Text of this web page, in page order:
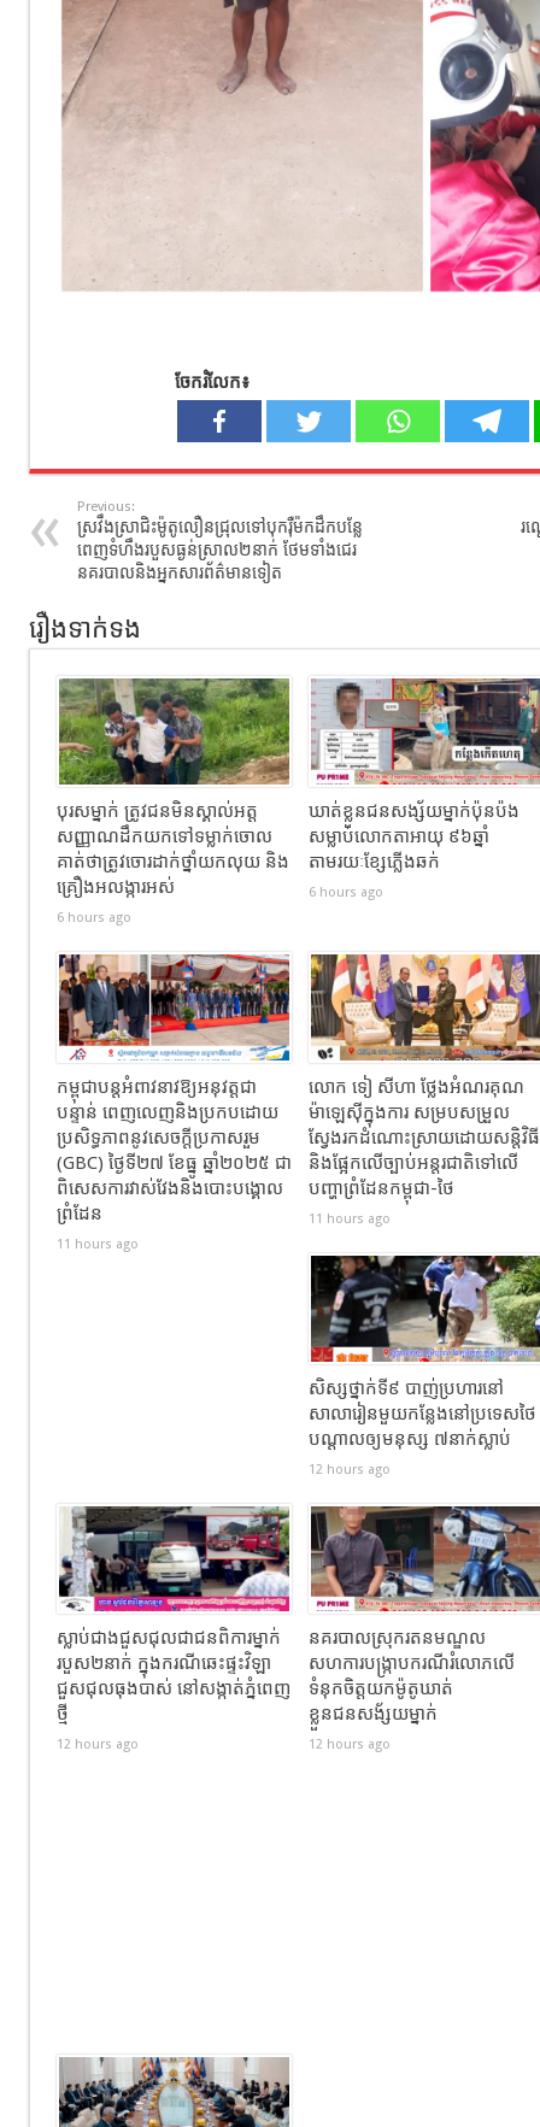
ចែករំលែក៖
Previous:
ស្រវឹងស្រាជិះម៉ូតូលឿនជ្រុលទៅបុករុឺម៉កដឹកបន្លែ
ពេញទំហឹងរបួសធ្ងន់ស្រាល២នាក់​ ថែមទាំងជេរ
នគរបាលនិងអ្នកសារព័ត៌មានទៀត
រ
រឿងទាក់ទង
បុរសម្នាក់ ត្រូវជនមិនស្គាល់អត្ត
សញ្ញាណដឹកយកទៅទម្លាក់ចោល
គាត់ថាត្រូវចោរដាក់ថ្នាំយកលុយ និង
គ្រឿងអលង្ការអស់
6 hours ago
ឃាត់ខ្លួនជនសង្ស័យម្នាក់ប៉ុនប៉ង
សម្លាប់លោកតាអាយុ ៩៦ឆ្នាំ
តាមរយៈខ្សែភ្លើងឆក់
6 hours ago
កម្ពុជាបន្តអំពាវនាវឱ្យអនុវត្តជា
បន្ទាន់ ពេញលេញនិងប្រកបដោយ
ប្រសិទ្ធភាពនូវសេចក្តីប្រកាសរួម
(GBC) ថ្ងៃទី២៧ ខែធ្នូ ឆ្នាំ២០២៥ ជា
ពិសេសការវាស់វែងនិងបោះបង្គោល
ព្រំដែន
11 hours ago
លោក ទៀ សីហា ថ្លែងអំណរគុណ
ម៉ាឡេស៊ីក្នុងការ សម្របសម្រួល
ស្វែងរកដំណោះស្រាយដោយសន្តិវិធី
និងផ្អែកលើច្បាប់អន្តរជាតិទៅលើ
បញ្ហាព្រំដែនកម្ពុជា-ថៃ
11 hours ago
សិស្សថ្នាក់ទី៩ បាញ់ប្រហារនៅ
សាលារៀនមួយកន្លែងនៅប្រទេសថៃ
បណ្តាលឲ្យមនុស្ស ៧នាក់ស្លាប់
12 hours ago
ស្លាប់ជាងជួសជុលជាជនពិការម្នាក់
របួស២នាក់ ក្នុងករណីឆេះផ្ទះវិឡា
ជួសជុលធុងបាស់ នៅសង្កាត់ភ្នំពេញ
ថ្មី
12 hours ago
នគរបាលស្រុករតនមណ្ឌល
សហការបង្រ្កាបករណីរំលោភលើ
ទំនុកចិត្តយកម៉ូតូឃាត់
ខ្លួនជនសង័្សយម្នាក់
12 hours ago